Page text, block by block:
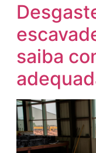
saiba